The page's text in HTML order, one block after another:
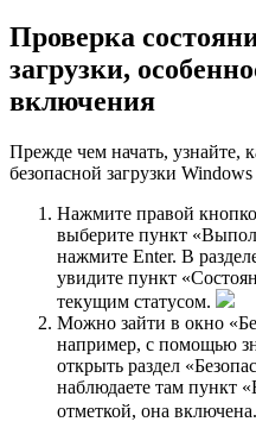
Проверка
загрузки,
включения
Прежде чем начать, узнайте,
безопасной загрузки
Нажмите правой
выберите пункт
нажмите Enter. В
увидите пункт
текущим статусом.
Можно зайти в окно
например, с помощью
открыть раздел
наблюдаете там пункт
отметкой, она